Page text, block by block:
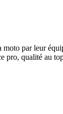
moto par leur
pro, qualité au